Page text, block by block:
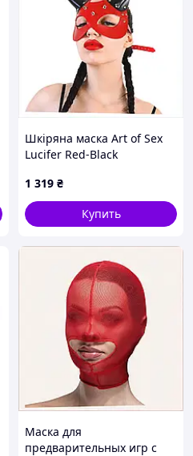
Шкіряна маска Art of Sex
Lucifer Red-Black
1 319 ₴
Купить
Маска для
предварительных игр с